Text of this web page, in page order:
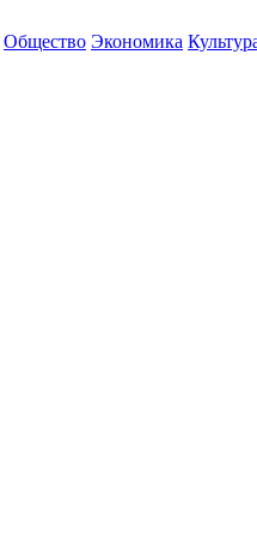
Общество Экономика